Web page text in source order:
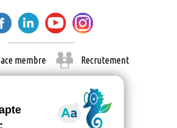
membre Recrutement